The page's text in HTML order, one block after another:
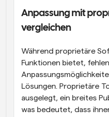
Anpassung mit
vergleichen
Während proprietäre
Funktionen bietet,
Lösungen. Proprietäre
ausgelegt, ein breites
was bedeutet, dass